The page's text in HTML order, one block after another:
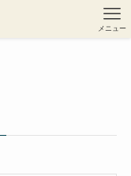
メニュー